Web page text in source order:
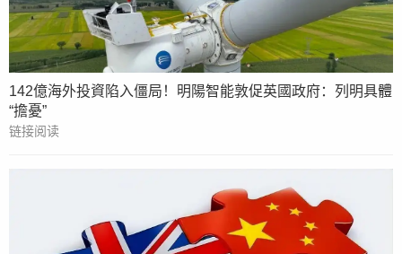
142億海外投資陷入僵局！明陽智能敦促英國政府：列明具體
“擔憂”
链接阅读